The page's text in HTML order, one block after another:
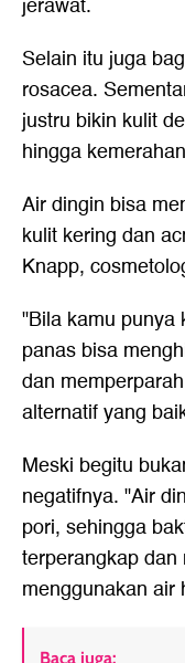
Selain itu juga
rosacea.
justru bikin kulit
hingga
Air dingin bisa
kulit kering dan
Knapp,
"Bila kamu punya
panas bisa
dan
alternatif yang
Meski begitu
negatifnya. "Air
pori, sehingga
terperangkap
menggunakan air
Baca juga: